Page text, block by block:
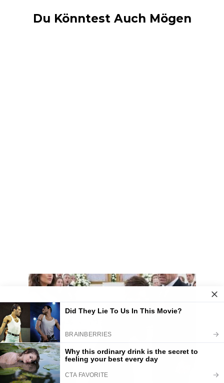
Du Könntest Auch Mögen